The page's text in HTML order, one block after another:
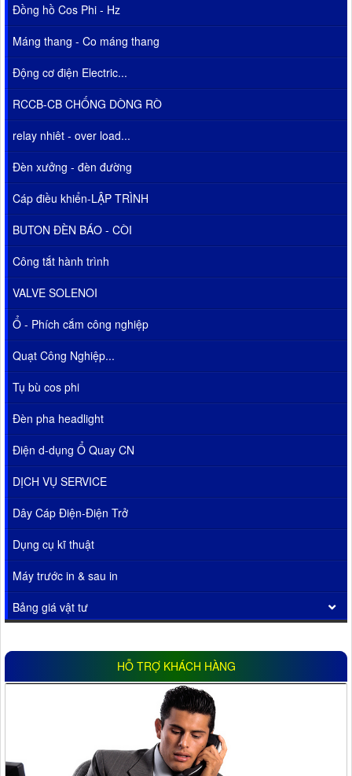
Đồng hồ Cos Phi - Hz
Máng thang - Co máng thang
Động cơ điện Electric...
RCCB-CB CHỐNG DÒNG RÒ
relay nhiêt - over load...
Đèn xưởng - đèn đường
Cáp điều khiển-LẬP TRÌNH
BUTON ĐÈN BÁO - CÒI
Công tắt hành trình
VALVE SOLENOI
Ổ - Phích cắm công nghiệp
Quạt Công Nghiệp...
Tụ bù cos phi
Đèn pha headlight
Điện d-dụng Ổ Quay CN
DỊCH VỤ SERVICE
Dây Cáp Điện-Điện Trở
Dụng cụ kĩ thuật
Máy trước in & sau in
Bảng giá vật tư
HỖ TRỢ KHÁCH HÀNG